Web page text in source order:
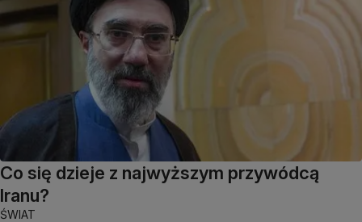
Co się dzieje z najwyższym przywódcą
Iranu?
ŚWIAT